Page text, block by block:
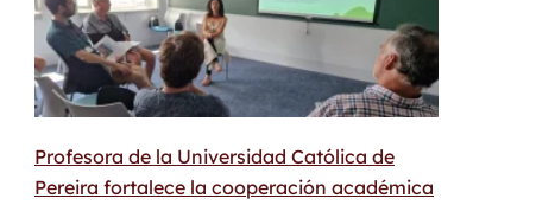
Profesora de la Universidad Católica de
Pereira fortalece la cooperación académica